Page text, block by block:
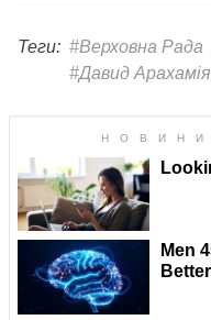
Теги: #Верховна Рада
#Давид Арахамія